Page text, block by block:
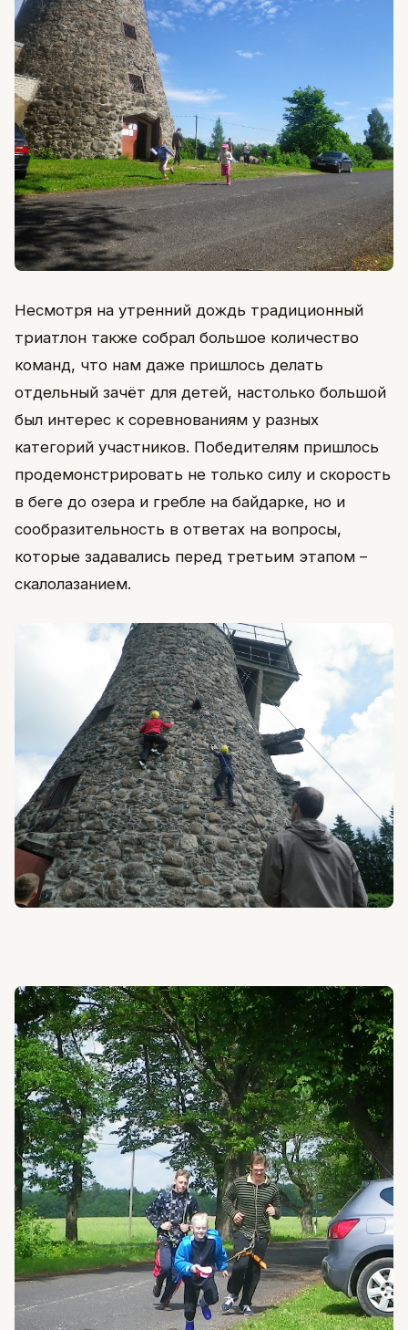
Несмотря на утренний дождь традиционный
триатлон также собрал большое количество
команд, что нам даже пришлось делать
отдельный зачёт для детей, настолько большой
был интерес к соревнованиям у разных
категорий участников. Победителям пришлось
продемонстрировать не только силу и скорость
в беге до озера и гребле на байдарке, но и
сообразительность в ответах на вопросы,
которые задавались перед третьим этапом –
скалолазанием.